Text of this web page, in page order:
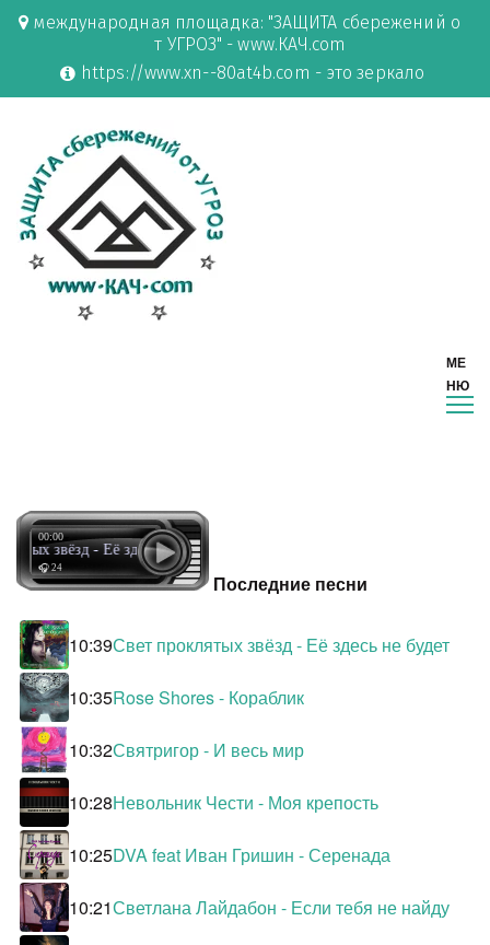
международная площадка: "ЗАЩИТА сбережений о
т УГРОЗ" - www.КАЧ.com
https://www.xn--80at4b.com - это зеркало
звёзд - Её здесь не будет
00:00
🎧 24
Последние песни
10:39Свет проклятых звёзд - Её здесь не будет
10:35Rose Shores - Кораблик
10:32Святригор - И весь мир
10:28Невольник Чести - Моя крепость
10:25DVA feat Иван Гришин - Серенада
10:21Светлана Лайдабон - Если тебя не найду